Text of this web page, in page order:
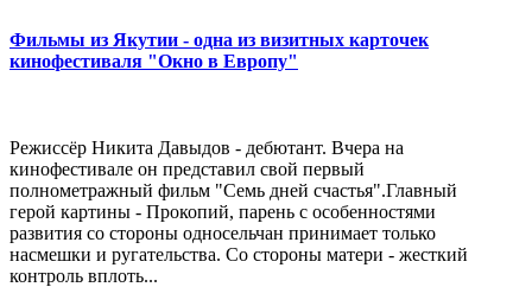
Фильмы из Якутии - одна из визитных карточек
кинофестиваля "Окно в Европу"
Режиссёр Никита Давыдов - дебютант. Вчера на
кинофестивале он представил свой первый
полнометражный фильм "Семь дней счастья".Главный
герой картины - Прокопий, парень с особенностями
развития со стороны односельчан принимает только
насмешки и ругательства. Со стороны матери - жесткий
контроль вплоть...